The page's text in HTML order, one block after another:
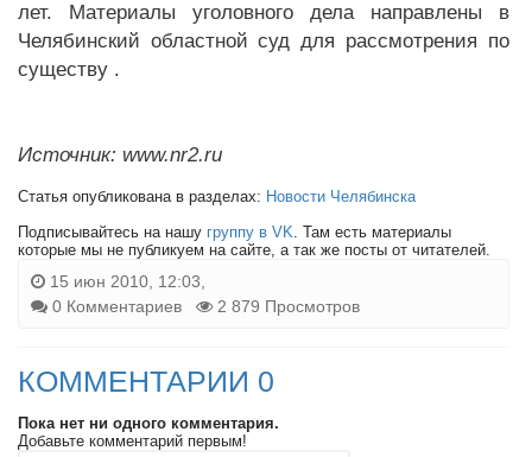
лет. Материалы уголовного дела направлены в
Челябинский областной суд для рассмотрения по
существу .
Источник: www.nr2.ru
Статья опубликована в разделах: Новости Челябинска
Подписывайтесь на нашу группу в VK. Там есть материалы
которые мы не публикуем на сайте, а так же посты от читателей.
15 июн 2010, 12:03,
0 Комментариев
2 879 Просмотров
КОММЕНТАРИИ 0
Пока нет ни одного комментария.
Добавьте комментарий первым!